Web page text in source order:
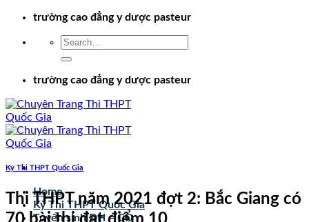
Chuyểntrường cao đẳng y dược pasteur
trường cao đẳng y dược pasteur
Home
Kỳ Thi THPT Quốc Gia
Tuyển sinh ĐH – CĐ
Kỳ Thi THPT Quốc Gia
Thi THPT năm 2021 đợt 2: Bắc Giang có